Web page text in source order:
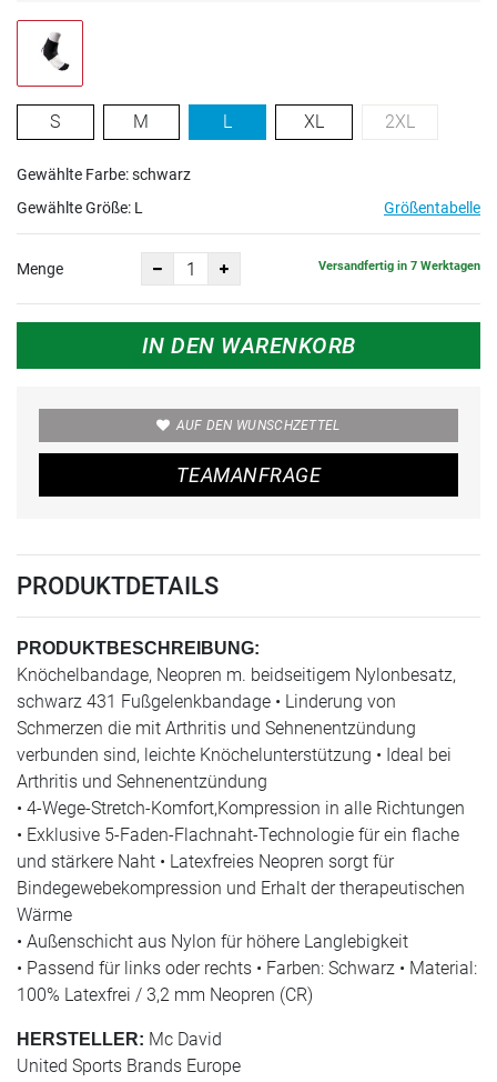
S M L XL 2XL
Gewählte Farbe: schwarz
Gewählte Größe: L Größentabelle
Menge Versandfertig in 7 Werktagen
IN DEN WARENKORB
AUF DEN WUNSCHZETTEL
TEAMANFRAGE
PRODUKTDETAILS
PRODUKTBESCHREIBUNG:
Knöchelbandage, Neopren m. beidseitigem Nylonbesatz,
schwarz 431 Fußgelenkbandage • Linderung von
Schmerzen die mit Arthritis und Sehnenentzündung
verbunden sind, leichte Knöchelunterstützung • Ideal bei
Arthritis und Sehnenentzündung
• 4-Wege-Stretch-Komfort,Kompression in alle Richtungen
• Exklusive 5-Faden-Flachnaht-Technologie für ein flache
und stärkere Naht • Latexfreies Neopren sorgt für
Bindegewebekompression und Erhalt der therapeutischen
Wärme
• Außenschicht aus Nylon für höhere Langlebigkeit
• Passend für links oder rechts • Farben: Schwarz • Material:
100% Latexfrei / 3,2 mm Neopren (CR)
HERSTELLER: Mc David
United Sports Brands Europe